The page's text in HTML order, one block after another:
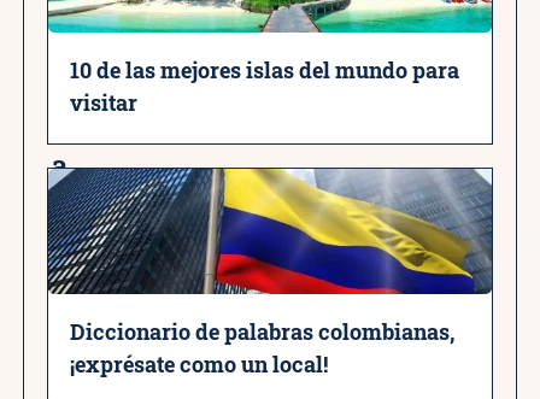
a
a
g
e
n
10 de las mejores islas del mundo para
visitar
Diccionario de palabras colombianas,
¡exprésate como un local!